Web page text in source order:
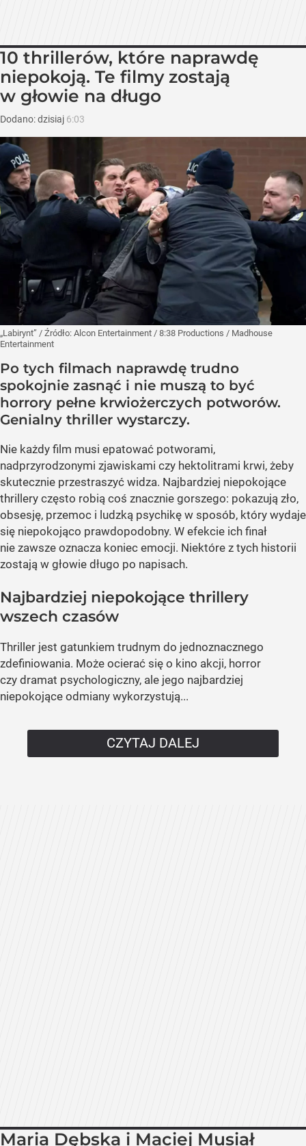
10 thrillerów, które naprawdę
niepokoją. Te filmy zostają
w głowie na długo
Dodano:dzisiaj 6:03
„Labirynt” / Źródło: Alcon Entertainment / 8:38 Productions / Madhouse
Entertainment
Po tych filmach naprawdę trudno
spokojnie zasnąć i nie muszą to być
horrory pełne krwiożerczych potworów.
Genialny thriller wystarczy.
Nie każdy film musi epatować potworami,
nadprzyrodzonymi zjawiskami czy hektolitrami krwi, żeby
skutecznie przestraszyć widza. Najbardziej niepokojące
thrillery często robią coś znacznie gorszego: pokazują zło,
obsesję, przemoc i ludzką psychikę w sposób, który wydaje
się niepokojąco prawdopodobny. W efekcie ich finał
nie zawsze oznacza koniec emocji. Niektóre z tych historii
zostają w głowie długo po napisach.
Najbardziej niepokojące thrillery
wszech czasów
Thriller jest gatunkiem trudnym do jednoznacznego
zdefiniowania. Może ocierać się o kino akcji, horror
czy dramat psychologiczny, ale jego najbardziej
niepokojące odmiany wykorzystują...
CZYTAJ DALEJ
Maria Dębska i Maciej Musiał